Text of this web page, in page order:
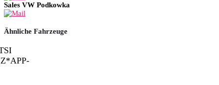
Sales VW Podkowka
Ähnliche Fahrzeuge